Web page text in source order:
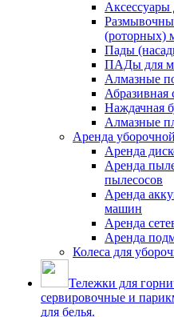
(роторных)
Пады
ПАДы для
Алмазные
Абразивная
Наждачная
Алмазные
Аренда
Аренда
Аренда
пылесосов
Аренда
машин
Аренда
Аренда
Колеса для
Тележки для
сервировочные и
для белья.